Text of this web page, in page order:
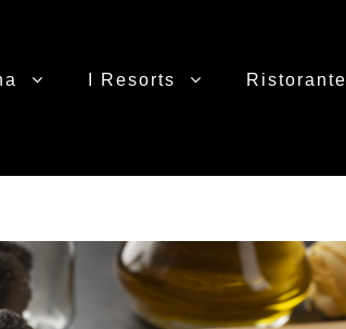
I Resorts Ristorante